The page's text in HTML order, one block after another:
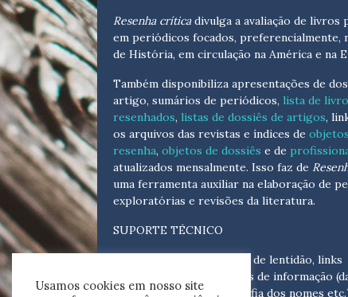
Resenha críticadivulga a avaliação de livros
em periódicos focados, preferencialmente,
de História, em circulação na América e na
Também disponibiliza apresentações de
artigo, sumários de periódicos, lista de
resenhados, listas de dossiês de artigos,
os arquivos das revistas e índices de
resenha, objetos de dossiês e de
atualizados mensalmente. Isso faz de
uma ferramenta auxiliar na elaboração de
exploratórias e revisões da literatura.
SUPORTE TÉCNICO
Para eventuais problemas de lentidão, links
quebrados, senhas e erros de informação
tópicas, cronológicas, grafia dos nomes
Usamos cookies em nosso site